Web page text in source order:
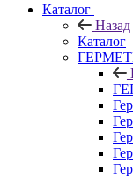
Каталог
Назад
Каталог